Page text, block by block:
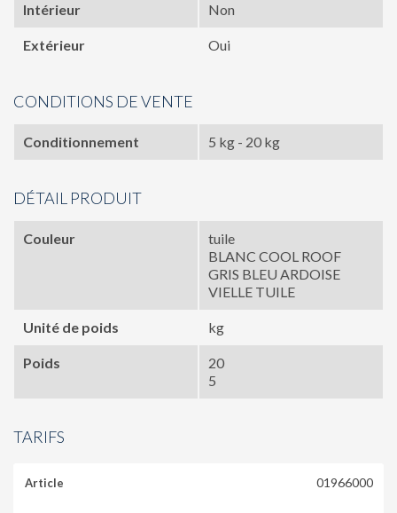
Intérieur Non
Extérieur Oui
CONDITIONS DE VENTE
Conditionnement 5 kg - 20 kg
DÉTAIL PRODUIT
Couleur
tuile
BLANC COOL ROOF
GRIS BLEU ARDOISE
VIELLE TUILE
Unité de poids kg
Poids
20
5
TARIFS
01966000